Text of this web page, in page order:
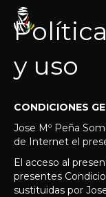
y uso
CONDICIONES
Jose Mº Peña
de Internet el
El acceso al
presentes
sustituidas por